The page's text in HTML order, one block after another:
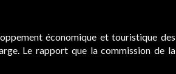
économique et touristique des
Le rapport que la commission de la